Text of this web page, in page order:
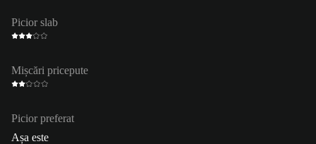
Picior slab
Mișcări pricepute
Picior preferat
Așa este